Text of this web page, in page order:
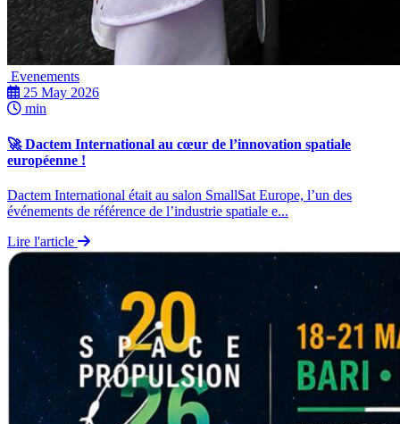
Evenements
25 May 2026
min
🚀 Dactem International au cœur de l’innovation spatiale
européenne !
Dactem International était au salon SmallSat Europe, l’un des
événements de référence de l’industrie spatiale e...
Lire l'article